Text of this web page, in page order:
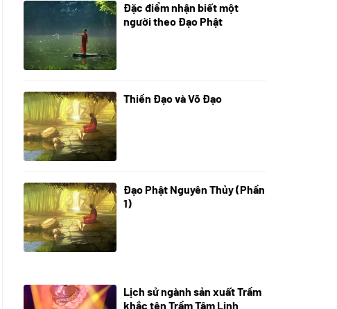
01/06/2024
Đặc điểm nhận biết một
người theo Đạo Phật
30/11/2022
Thiền Đạo và Võ Đạo
08/06/2022
Đạo Phật Nguyên Thủy (Phần
1)
21/10/2025
Lịch sử ngành sản xuất Trầm
khắc tên Trầm Tâm Linh